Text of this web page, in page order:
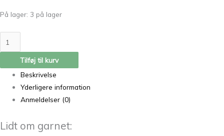
På lager: 3 på lager
Tilføj til kurv
Beskrivelse
Yderligere information
Anmeldelser (0)
Lidt om garnet: